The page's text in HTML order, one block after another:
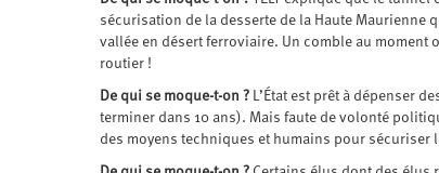
sécurisation de la desserte de la Haute Maurienne
vallée en désert ferroviaire. Un comble au
routier !
De qui se moque-t-on ? L’État est prêt à dépenser
terminer dans 10 ans). Mais faute de volonté
des moyens techniques et humains pour sécuriser